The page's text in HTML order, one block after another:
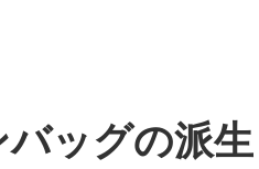
ッグの派生